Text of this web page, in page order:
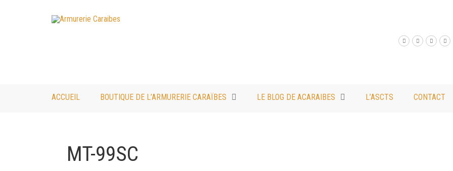
ACCUEIL BOUTIQUE DE L’ARMURERIE CARAÏBES LE BLOG DE ACARAIBES L’ASCTS CONTACT
MT-99SC